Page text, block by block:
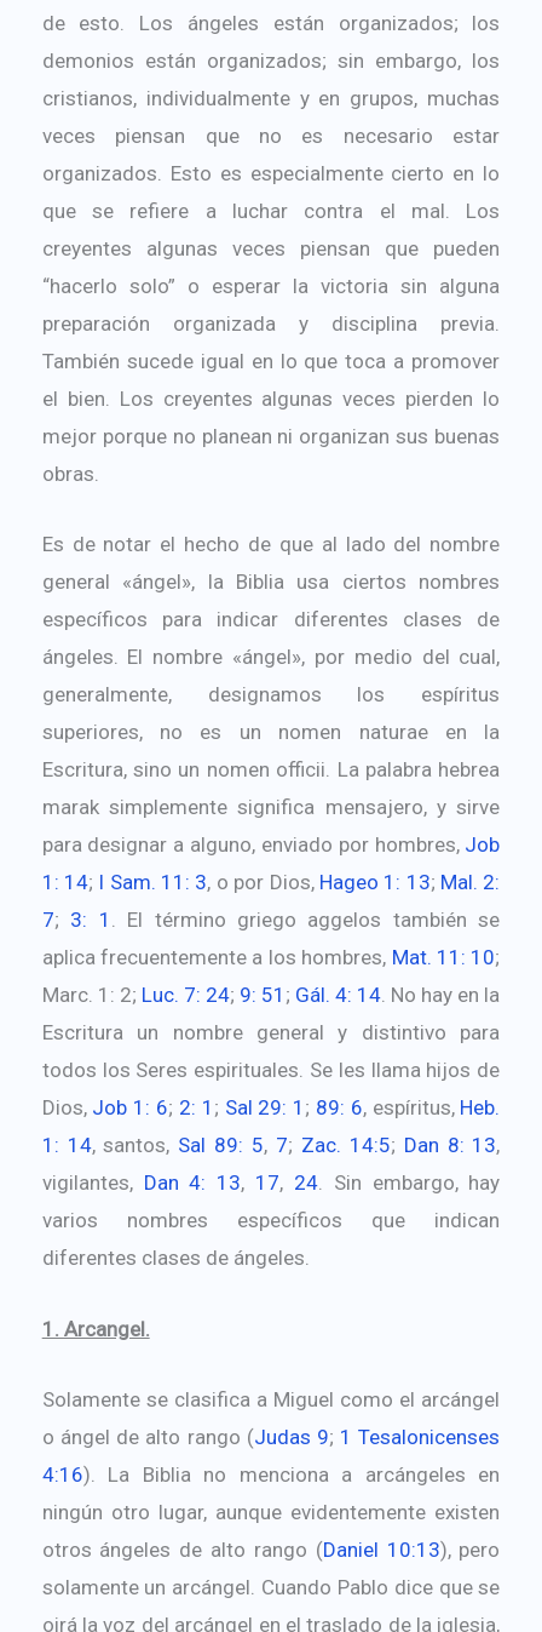
de esto. Los ángeles están organizados; los
demonios están organizados; sin embargo, los
cristianos, individualmente y en grupos, muchas
veces piensan que no es necesario estar
organizados. Esto es especialmente cierto en lo
que se refiere a luchar contra el mal. Los
creyentes algunas veces piensan que pueden
“hacerlo solo” o esperar la victoria sin alguna
preparación organizada y disciplina previa.
También sucede igual en lo que toca a promover
el bien. Los creyentes algunas veces pierden lo
mejor porque no planean ni organizan sus buenas
obras.
Es de notar el hecho de que al lado del nombre
general «ángel», la Biblia usa ciertos nombres
específicos para indicar diferentes clases de
ángeles. El nombre «ángel», por medio del cual,
generalmente, designamos los espíritus
superiores, no es un nomen naturae en la
Escritura, sino un nomen officii. La palabra hebrea
marak simplemente significa mensajero, y sirve
para designar a alguno, enviado por hombres, Job
1: 14; I Sam. 11: 3, o por Dios, Hageo 1: 13; Mal. 2:
7; 3: 1 . El término griego aggelos también se
aplica frecuentemente a los hombres, Mat. 11: 10;
Marc. 1: 2; Luc. 7: 24; 9: 51 ; Gál. 4: 14. No hay en la
Escritura un nombre general y distintivo para
todos los Seres espirituales. Se les llama hijos de
Dios, Job 1: 6; 2: 1 ; Sal 29: 1 ; 89: 6, espíritus, Heb.
1: 14, santos, Sal 89: 5, 7; Zac. 14:5; Dan 8: 13,
vigilantes, Dan 4: 13, 17, 24. Sin embargo, hay
varios nombres específicos que indican
diferentes clases de ángeles.
1. Arcangel.
Solamente se clasifica a Miguel como el arcángel
o ángel de alto rango (Judas 9; 1 Tesalonicenses
4:16). La Biblia no menciona a arcángeles en
ningún otro lugar, aunque evidentemente existen
otros ángeles de alto rango (Daniel 10:13), pero
solamente un arcángel. Cuando Pablo dice que se
oirá la voz del arcángel en el traslado de la iglesia,